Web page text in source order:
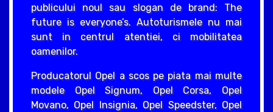
publicului noul sau slogan de brand: The
future is everyone’s. Autoturismele nu mai
sunt in centrul atentiei, ci mobilitatea
oamenilor.
Producatorul Opel a scos pe piata mai multe
modele Opel Signum, Opel Corsa, Opel
Movano, Opel Insignia, Opel Speedster, Opel